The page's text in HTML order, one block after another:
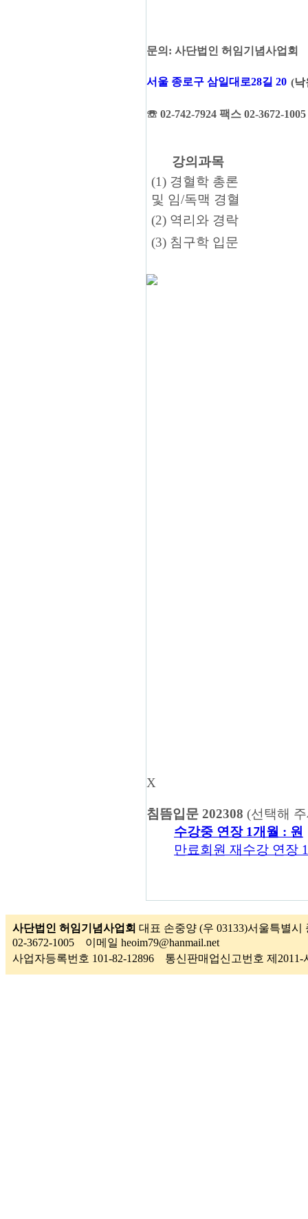
문의 : 사단법인 허임기념사업회
서울 종로구 삼일대로28길 20 (낙
☏ 02-742-7924 팩스 02-3672-1005
강의과목
(1) 경혈학 총론
및 임/독맥 경혈
(2) 역리와 경락
(3) 침구학 입문
X
침뜸입문 202308 (선택해
수강중 연장 1개월 : 원
만료회원 재수강 연장
사단법인 허임기념사업회 대표 손중양 (우 03133)서울특별
02-3672-1005 이메일 heoim79@hanmail.net
사업자등록번호 101-82-12896 통신판매업신고번호 제